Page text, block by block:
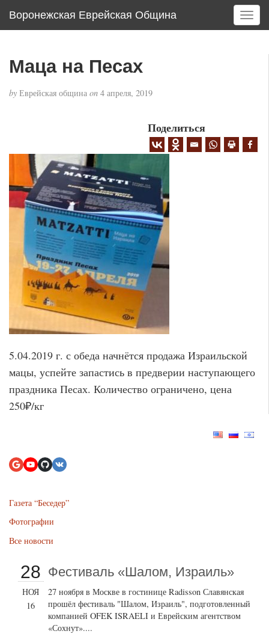
Воронежская Еврейская Община
T
o
i
g
Маца на Песах
by Еврейская община on 4 апреля, 2019
Поделиться
5.04.2019 г. с обеда начнётся продажа Израильской
мацы, успейте запастись в предверии наступающего
праздника Песах. Количество ограничено, цена
250₽/кг
Газета “Беседер”
Фотографии
Все новости
28
НОЯ
16
Фестиваль «Шалом, Израиль»
27 ноября в Москве в гостинице Radisson Славянская
прошёл фестиваль "Шалом, Израиль", подготовленный
компанией OFEK ISRAELI и Еврейским агентством
«Сохнут»....